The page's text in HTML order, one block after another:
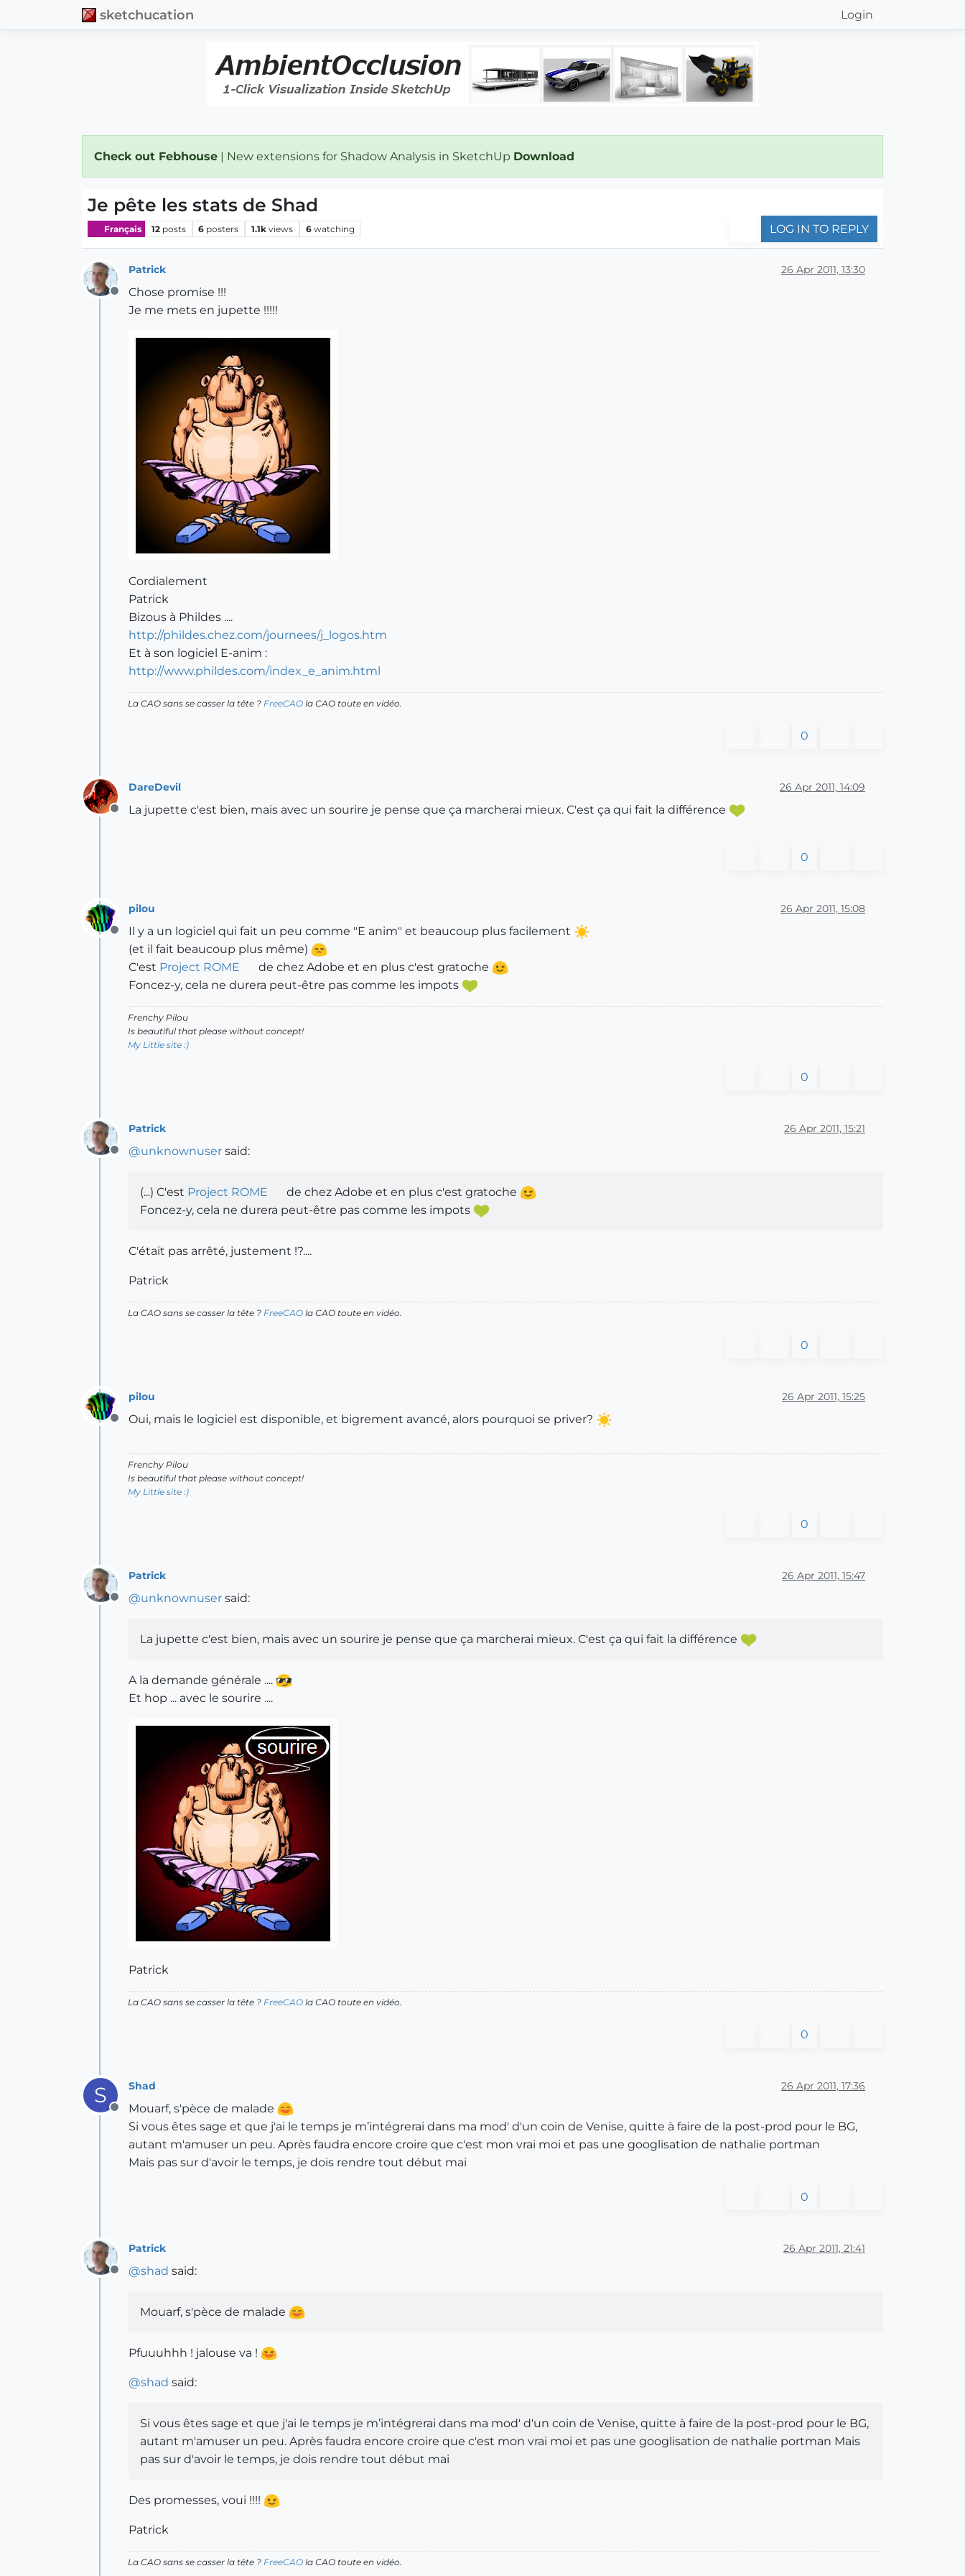
sketchucation Login
Check out Febhouse | New extensions for Shadow Analysis in SketchUp Download
Je pête les stats de Shad
Français 12 posts 6 posters 1.1k views 6 watching LOG IN TO REPLY
Offline
Patrick 26 Apr 2011, 13:30
Chose promise !!!
Je me mets en jupette !!!!!
Cordialement
Patrick
Bizous à Phildes ....
http://phildes.chez.com/journees/j_logos.htm
Et à son logiciel E-anim :
http://www.phildes.com/index_e_anim.html
La CAO sans se casser la tête ? FreeCAO la CAO toute en vidéo.
0
Offline
DareDevil 26 Apr 2011, 14:09
La jupette c'est bien, mais avec un sourire je pense que ça marcherai mieux. C'est ça qui fait la différence
0
Offline
pilou 26 Apr 2011, 15:08
Il y a un logiciel qui fait un peu comme "E anim" et beaucoup plus facilement
(et il fait beaucoup plus même)
C'est Project ROME
de chez Adobe et en plus c'est gratoche
Foncez-y, cela ne durera peut-être pas comme les impots
Frenchy Pilou
Is beautiful that please without concept!
My Little site :)
0
Offline
Patrick 26 Apr 2011, 15:21
@unknownuser said:
(...) C'est Project ROME
de chez Adobe et en plus c'est gratoche
Foncez-y, cela ne durera peut-être pas comme les impots
C'était pas arrêté, justement !?....
Patrick
La CAO sans se casser la tête ? FreeCAO la CAO toute en vidéo.
0
Offline
pilou 26 Apr 2011, 15:25
Oui, mais le logiciel est disponible, et bigrement avancé, alors pourquoi se priver?
Frenchy Pilou
Is beautiful that please without concept!
My Little site :)
0
Offline
Patrick 26 Apr 2011, 15:47
@unknownuser said:
La jupette c'est bien, mais avec un sourire je pense que ça marcherai mieux. C'est ça qui fait la différence
A la demande générale ....
Et hop ... avec le sourire ....
Patrick
La CAO sans se casser la tête ? FreeCAO la CAO toute en vidéo.
0
S
Offline
Shad 26 Apr 2011, 17:36
Mouarf, s'pèce de malade
Si vous êtes sage et que j'ai le temps je m’intégrerai dans ma mod' d'un coin de Venise, quitte à faire de la post-prod pour le BG,
autant m'amuser un peu. Après faudra encore croire que c'est mon vrai moi et pas une googlisation de nathalie portman
Mais pas sur d'avoir le temps, je dois rendre tout début mai
0
Offline
Patrick 26 Apr 2011, 21:41
@shad said:
Mouarf, s'pèce de malade
Pfuuuhhh ! jalouse va !
@shad said:
Si vous êtes sage et que j'ai le temps je m’intégrerai dans ma mod' d'un coin de Venise, quitte à faire de la post-prod pour le BG,
autant m'amuser un peu. Après faudra encore croire que c'est mon vrai moi et pas une googlisation de nathalie portman Mais
pas sur d'avoir le temps, je dois rendre tout début mai
Des promesses, voui !!!!
Patrick
La CAO sans se casser la tête ? FreeCAO la CAO toute en vidéo.